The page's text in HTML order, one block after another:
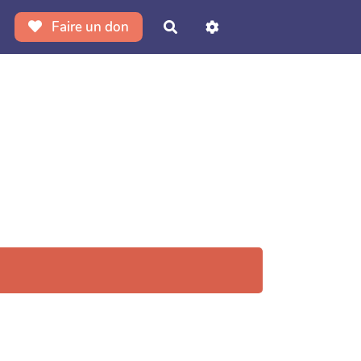
Faire un don Rechercher